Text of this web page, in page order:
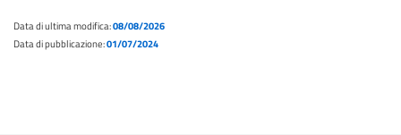
Data di ultima modifica:08/08/2026
Data di pubblicazione:01/07/2024